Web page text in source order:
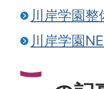
川岸学園
川岸学園